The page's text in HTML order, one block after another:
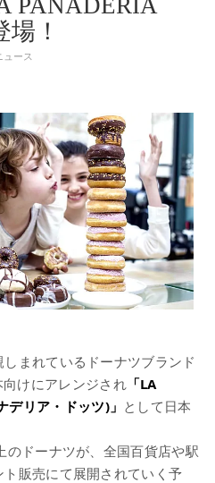
PANADERIA
！
ュース
まれているドーナツブランド
けにアレンジされ「LA
デリア・ドッツ)」 として日本
のドーナツが、全国百貨店や駅
販売にて展開されていく予